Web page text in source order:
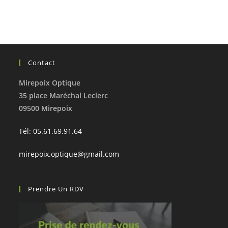
Contact
Mirepoix Optique
35 place Maréchal Leclerc
09500 Mirepoix
Tél: 05.61.69.91.64
mirepoix.optique@gmail.com
Prendre Un RDV